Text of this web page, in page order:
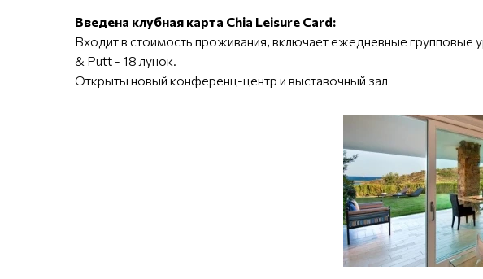
Введена клубная карта Chia Leisure Card:
Входит в стоимость проживания, включает ежедневные групповые
& Putt - 18 лунок.
Открыты новый конференц-центр и выставочный зал